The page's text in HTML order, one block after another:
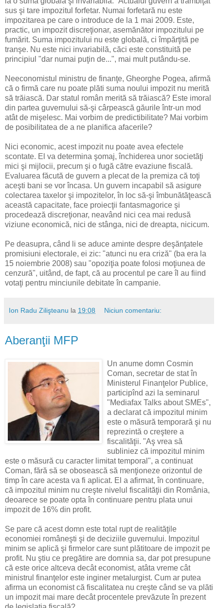
sus şi tare impozitul forfetar. Numai forfetară nu este
impozitarea pe care o introduce de la 1 mai 2009. Este,
practic, un impozit discreţionar, asemănător impozitului pe
fumărit. Suma impozitului nu este globală, ci împărţită pe
tranşe. Nu este nici invariabilă, căci este constituită pe
principiul "dar numai puţin de...", mai mult putându-se.
Neeconomistul ministru de finanţe, Gheorghe Pogea, afirmă
că o firmă care nu poate plăti suma noului impozit nu merită
să trăiască. Dar statul român merită să trăiască? Este imoral
din partea guvernului să-şi cârpească găurile într-un mod
atât de mişelesc. Mai vorbim de predictibilitate? Mai vorbim
de posibilitatea de a ne planifica afacerile?
Nici economic, acest impozit nu poate avea efectele
scontate. El va determina şomaj, închiderea unor societăţi
mici şi mijlocii, precum şi o fugă către evaziune fiscală.
Evaluarea făcută de guvern a plecat de la premiza că toţi
aceşti bani se vor încasa. Un guvern incapabil să asigure
colectarea taxelor şi impozitelor, în loc să-şi îmbunătăţească
această capacitate, face proiecţii fantasmagorice şi
procedează discreţionar, neavând nici cea mai redusă
viziune economică, nici de stânga, nici de dreapta, nicicum.
Pe deasupra, când li se aduce aminte despre deşănţatele
promisiuni electorale, ei zic: "atunci nu era criză" (ba era la
15 noiembrie 2008) sau "opoziţia poate folosi moţiunea de
cenzură", uitând, de fapt, că au procentul pe care îl au fiind
votaţi pentru minciunile debitate în campanie.
Ion Radu Zilişteanu la 19:08 Niciun comentariu:
Aberanţii MFP
Un anume domn Cosmin
Coman, secretar de stat în
Ministerul Finanţelor Publice,
participînd azi la seminarul
"Mediafax Talks about SMEs",
a declarat că impozitul minim
este o măsură temporară şi nu
reprezintă o creştere a
fiscalităţii. "Aş vrea să
subliniez că impozitul minim
este o măsură cu caracter limitat temporal", a continuat
Coman, fără să se obosească să menţioneze orizontul de
timp în care acesta va fi aplicat. El a afirmat, în continuare,
că impozitul minim nu creşte nivelul fiscalităţii din România,
deoarece se poate opta în continuare pentru plata unui
impozit de 16% din profit.
Se pare că acest domn este total rupt de realităţile
economiei româneşti şi de deciziile guvernului. Impozitul
minim se aplică şi firmelor care sunt plătitoare de impozit pe
profit. Nu ştiu ce pregătire are domnia sa, dar pot presupune
că este orice altceva decât economist, atâta vreme cât
ministrul finanţelor este inginer metalurgist. Cum ar putea
afirma un economist că fiscalitatea nu creşte când se va plăti
un impozit mai mare decât procentele prevăzute în prezent